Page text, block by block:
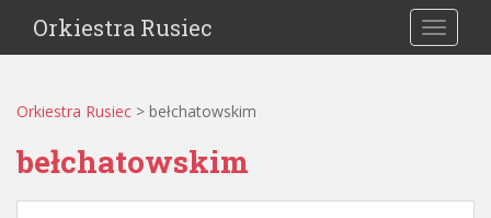
Orkiestra Rusiec
Orkiestra Rusiec > bełchatowskim
bełchatowskim